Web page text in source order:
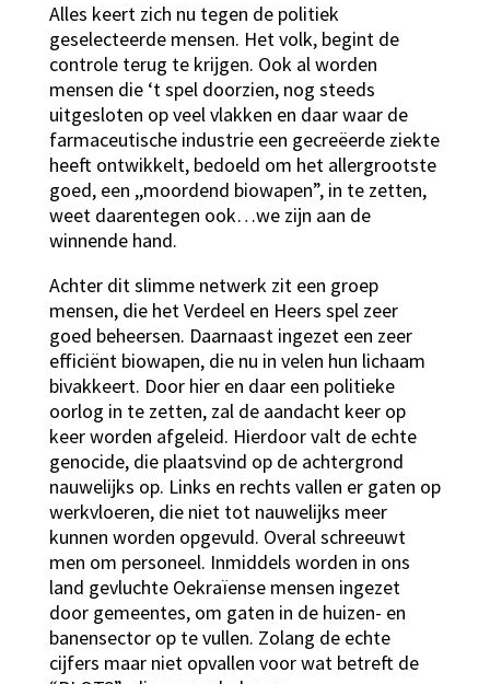
Alles keert zich nu tegen de politiek
geselecteerde mensen. Het volk, begint de
controle terug te krijgen. Ook al worden
mensen die ‘t spel doorzien, nog steeds
uitgesloten op veel vlakken en daar waar de
farmaceutische industrie een gecreëerde ziekte
heeft ontwikkelt, bedoeld om het allergrootste
goed, een ,,moordend biowapen”, in te zetten,
weet daarentegen ook…we zijn aan de
winnende hand.
Achter dit slimme netwerk zit een groep
mensen, die het Verdeel en Heers spel zeer
goed beheersen. Daarnaast ingezet een zeer
efficiënt biowapen, die nu in velen hun lichaam
bivakkeert. Door hier en daar een politieke
oorlog in te zetten, zal de aandacht keer op
keer worden afgeleid. Hierdoor valt de echte
genocide, die plaatsvind op de achtergrond
nauwelijks op. Links en rechts vallen er gaten op
werkvloeren, die niet tot nauwelijks meer
kunnen worden opgevuld. Overal schreeuwt
men om personeel. Inmiddels worden in ons
land gevluchte Oekraïense mensen ingezet
door gemeentes, om gaten in de huizen- en
banensector op te vullen. Zolang de echte
cijfers maar niet opvallen voor wat betreft de